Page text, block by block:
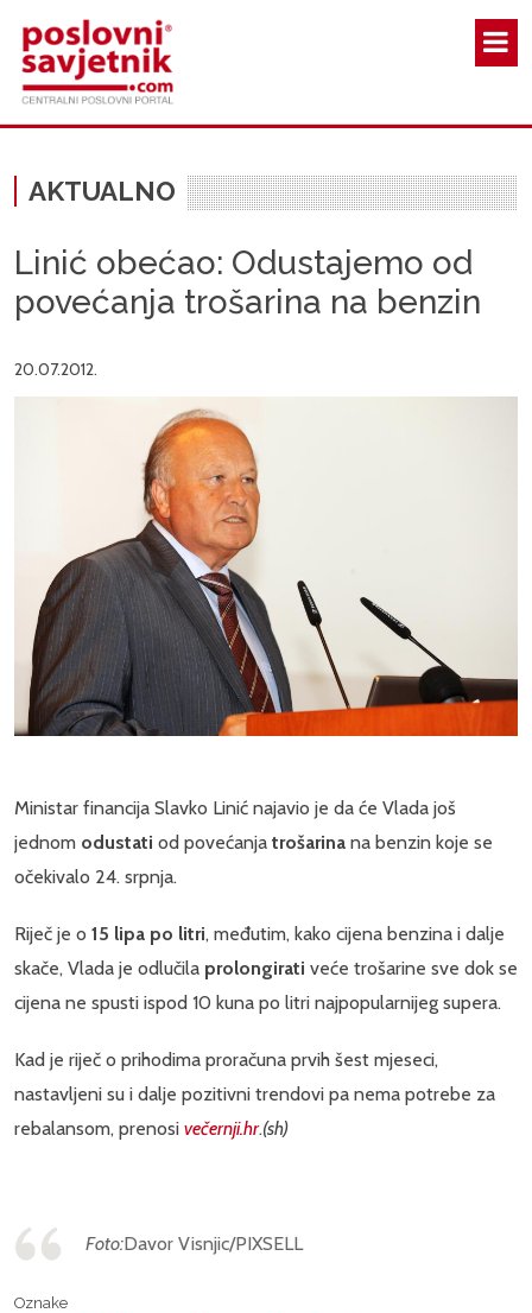
AKTUALNO
Linić obećao: Odustajemo od
povećanja trošarina na benzin
20.07.2012.
Ministar financija Slavko Linić najavio je da će Vlada još
jednom odustati od povećanja trošarina na benzin koje se
očekivalo 24. srpnja.
Riječ je o 15 lipa po litri, međutim, kako cijena benzina i dalje
skače, Vlada je odlučila prolongirati veće trošarine sve dok se
cijena ne spusti ispod 10 kuna po litri najpopularnijeg supera.
Kad je riječ o prihodima proračuna prvih šest mjeseci,
nastavljeni su i dalje pozitivni trendovi pa nema potrebe za
rebalansom, prenosi večernji.hr.(sh)
Foto:Davor Visnjic/PIXSELL
Oznake